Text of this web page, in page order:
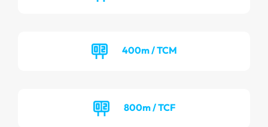
400m / TCM
800m / TCF